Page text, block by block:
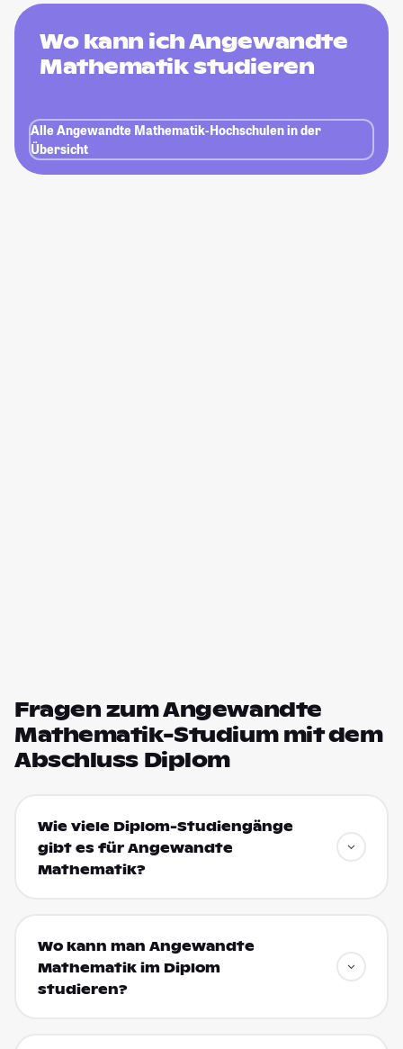
Wo kann ich Angewandte
Mathematik studieren
Alle Angewandte Mathematik-Hochschulen in der
Übersicht
Fragen zum Angewandte
Mathematik-Studium mit dem
Abschluss Diplom
Wie viele Diplom-Studiengänge
gibt es für Angewandte
Mathematik?
Wo kann man Angewandte
Mathematik im Diplom
studieren?